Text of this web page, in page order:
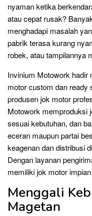
nyaman ketika
atau cepat rusak?
menghadapi masalah
pabrik terasa kurang
robek, atau tampilannya
Invinium Motowork hadir
motor custom dan ready
produsen jok motor
Motowork memproduksi
sesuai kebutuhan, dan
eceran maupun partai
keagenan dan distribusi
Dengan layanan
memiliki jok motor
Menggali
Magetan